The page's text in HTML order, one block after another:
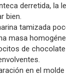
derretida, la
bien.
tamizada
masa
de
en el